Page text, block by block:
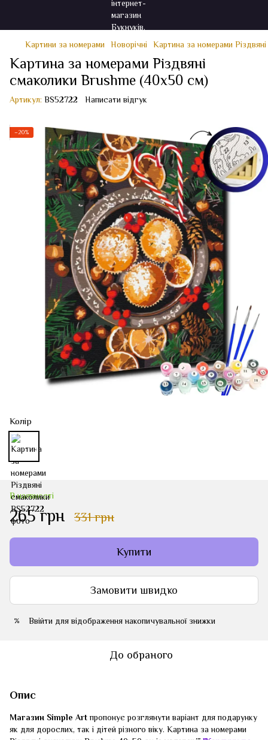
Картини за номерами Новорічні Картина за номерами
Картина за номерами Різдвяні
смаколики Brushme (40x50 см)
Артикул: BS52722 Написати відгук
−20%
Колір
В наявності
265 грн 331 грн
Купити
Замовити швидко
% Ввійти для відображення накопичувальної знижки
До обраного
Опис
Магазин Simple Artпропонує розглянути варіант для подарунку
як для дорослих, так і дітей різного віку. Картина за номерами